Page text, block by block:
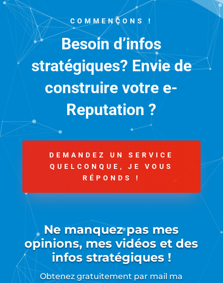
COMMENÇONS !
Besoin d’infos
stratégiques? Envie de
construire votre e-
Reputation ?
DEMANDEZ UN SERVICE
QUELCONQUE, JE VOUS
RÉPONDS !
Ne manquez pas mes
opinions, mes vidéos et des
infos stratégiques !
Obtenez gratuitement par mail ma